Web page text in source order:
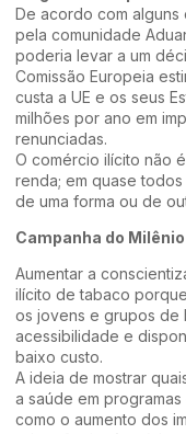
De acordo com
pela comunidade
poderia levar a um
Comissão Europeia
custa a UE e os seus
milhões por ano em
renunciadas.
O comércio ilícito não
renda; em quase
de uma forma ou de
Campanha do
Aumentar a
ilícito de tabaco
os jovens e grupos de
acessibilidade e
baixo custo.
A ideia de mostrar
a saúde em
como o aumento dos